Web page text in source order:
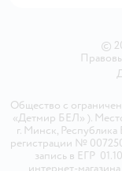
©
Общество с
«Детмир БЕЛ» ).
г. Минск, Республика
регистрации №
запись в ЕГР
интернет-